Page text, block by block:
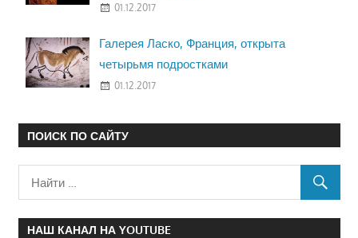
01.12.2017
Галерея Ласко, Франция, открыта
четырьмя подростками
01.12.2017
ПОИСК ПО САЙТУ
НАШ КАНАЛ НА YOUTUBE